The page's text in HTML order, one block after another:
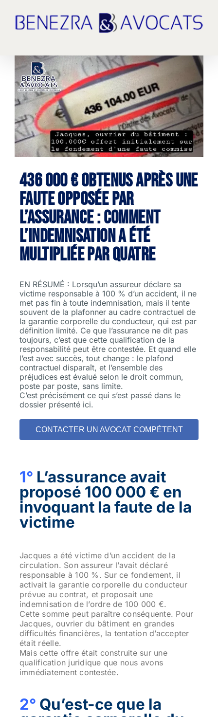
contenu
l'image
agrandie
436 000 € obtenus après une
faute opposée par
l’assurance : comment
l’indemnisation a été
multipliée par quatre
EN RÉSUMÉ : Lorsqu’un assureur déclare sa
victime responsable à 100 % d’un accident, il ne
met pas fin à toute indemnisation, mais il tente
souvent de la plafonner au cadre contractuel de
la garantie corporelle du conducteur, qui est par
définition limité. Ce que l’assurance ne dit pas
toujours, c’est que cette qualification de la
responsabilité peut être contestée. Et quand elle
l’est avec succès, tout change : le plafond
contractuel disparaît, et l’ensemble des
préjudices est évalué selon le droit commun,
poste par poste, sans limite.
C’est précisément ce qui s’est passé dans le
dossier présenté ici.
CONTACTER UN AVOCAT COMPÉTENT
1° L’assurance avait
proposé 100 000 € en
invoquant la faute de la
victime
Jacques a été victime d’un accident de la
circulation. Son assureur l’avait déclaré
responsable à 100 %. Sur ce fondement, il
activait la garantie corporelle du conducteur
prévue au contrat, et proposait une
indemnisation de l’ordre de 100 000 €.
Cette somme peut paraître conséquente. Pour
Jacques, ouvrier du bâtiment en grandes
difficultés financières, la tentation d’accepter
était réelle.
Mais cette offre était construite sur une
qualification juridique que nous avons
immédiatement contestée.
2° Qu’est-ce que la